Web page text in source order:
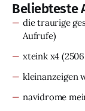
Beliebteste
die traurige
Aufrufe)
xteink x4
kleinanzeigen
navidrome